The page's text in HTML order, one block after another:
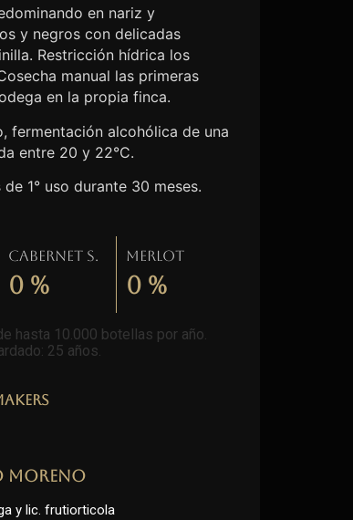
en nariz y
y negros con delicadas
Restricción hídrica los
manual las primeras
en la propia finca.
fermentación alcohólica de una
entre 20 y 22°C.
1° uso durante 30 meses.
Cabernet S.
0 %
Merlot
0 %
hasta 10.000 botellas por año.
25 años
Moreno
y lic. frutiorticola